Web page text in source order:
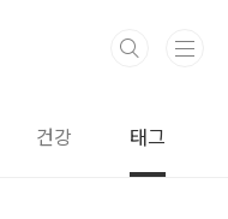
건강 태그